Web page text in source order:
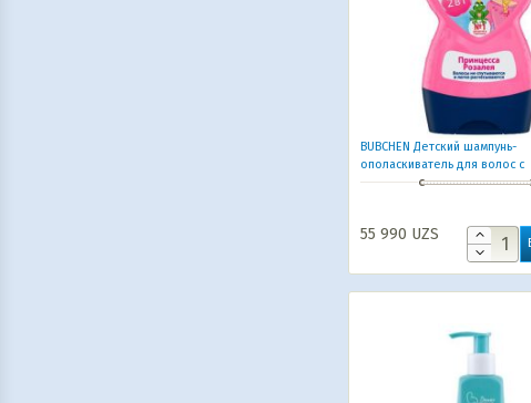
BUBCHEN Детский шампунь-
ополаскиватель для волос с
волшебным блеском 2 в 1
55 990 UZS